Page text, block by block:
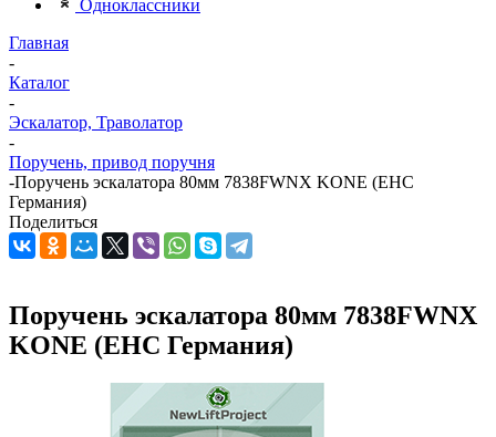
Одноклассники
Главная
-
Каталог
-
Эскалатор, Траволатор
-
Поручень, привод поручня
-Поручень эскалатора 80мм 7838FWNX KONE (EHC
Германия)
Поделиться
Поручень эскалатора 80мм 7838FWNX
KONE (EHC Германия)